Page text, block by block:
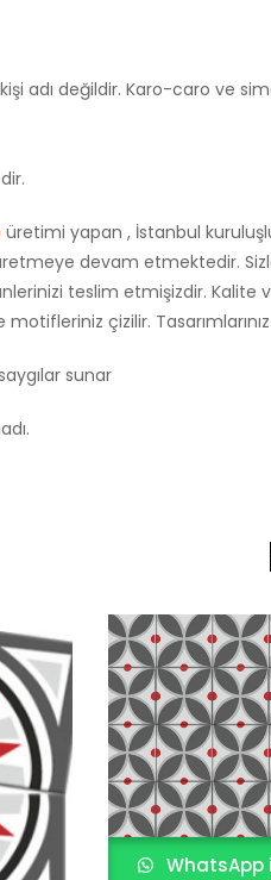
adı değildir. Karo-caro ve
üretimi yapan , İstanbul
devam etmektedir.
teslim etmişizdir. Kalite
çizilir.
sunar
WhatsApp